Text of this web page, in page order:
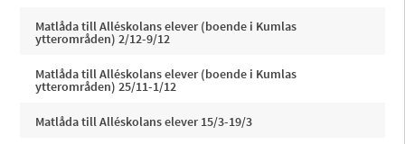
Matlåda till Alléskolans elever (boende i Kumlas
ytterområden) 2/12-9/12
Matlåda till Alléskolans elever (boende i Kumlas
ytterområden) 25/11-1/12
Matlåda till Alléskolans elever 15/3-19/3